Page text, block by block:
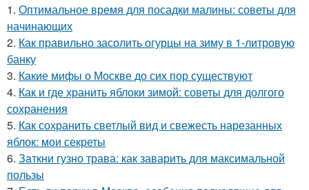
1. Оптимальное время для посадки малины: советы для
начинающих
2. Как правильно засолить огурцы на зиму в 1-литровую
банку
3. Какие мифы о Москве до сих пор существуют
4. Как и где хранить яблоки зимой: советы для долгого
сохранения
5. Как сохранить светлый вид и свежесть нарезанных
яблок: мои секреты
6. Заткни гузно трава: как заварить для максимальной
пользы